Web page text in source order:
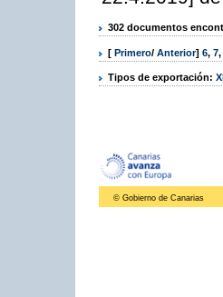
302 documentos
[ Primero/ Anterior] 6, 7,
Tipos de exportación:
© Gobierno de Canarias